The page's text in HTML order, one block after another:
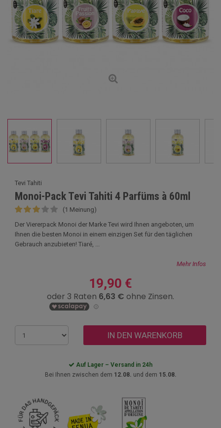
Tevi Tahiti
Monoi-Pack Tevi Tahiti 4 Parfüms à 60ml
(1 Meinung)
Der Viererpack Monoi der Marke Tevi wird Ihnen angeboten, um
Ihnen die besten Monoi in einem einzigen Set für den täglichen
Gebrauch anzubieten! Tiaré, ...
Mehr Infos
19,90 €
IN DEN WARENKORB
Auf Lager – Versand in 24h
Bei Ihnen zwischen dem 12.08. und dem 15.08.